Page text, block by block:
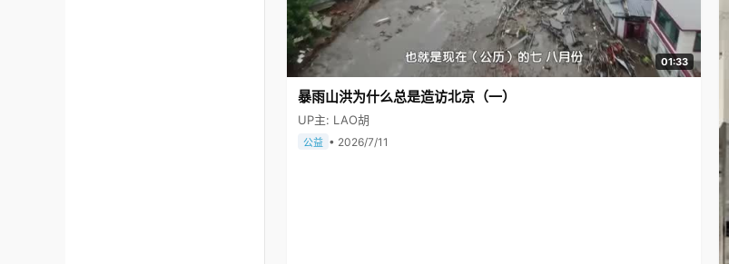
01:33
暴雨山洪为什么总是造访北京（一）
UP主: LAO胡
公益 • 2026/7/11